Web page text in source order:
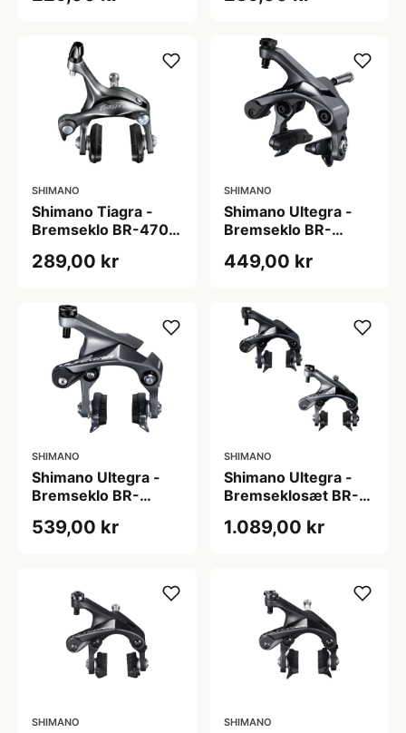
SHIMANO
Shimano Tiagra -
Bremseklo BR-4700
289,00 kr
SHIMANO
Shimano Ultegra -
Bremseklo BR-
Centerbolt
449,00 kr
SHIMANO
Shimano Ultegra -
Bremseklo BR-
baghjul - 2 bolt
539,00 kr
SHIMANO
Shimano Ultegra -
Bremseklosæt BR-
1.089,00 kr
SHIMANO SHIMANO